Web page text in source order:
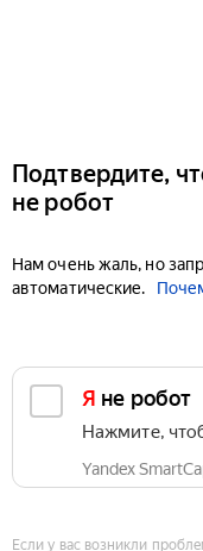
Подтвердите,
не робот
Нам очень жаль, но
автоматические.
Я не робот
Нажмите,
Yandex
Если у вас возникли